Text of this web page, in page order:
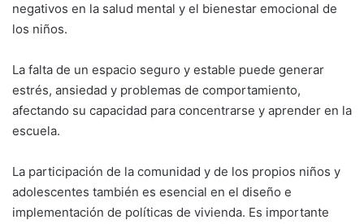
negativos en la salud mental y el bienestar emocional de
los niños.
La falta de un espacio seguro y estable puede generar
estrés, ansiedad y problemas de comportamiento,
afectando su capacidad para concentrarse y aprender en la
escuela.
La participación de la comunidad y de los propios niños y
adolescentes también es esencial en el diseño e
implementación de políticas de vivienda. Es importante